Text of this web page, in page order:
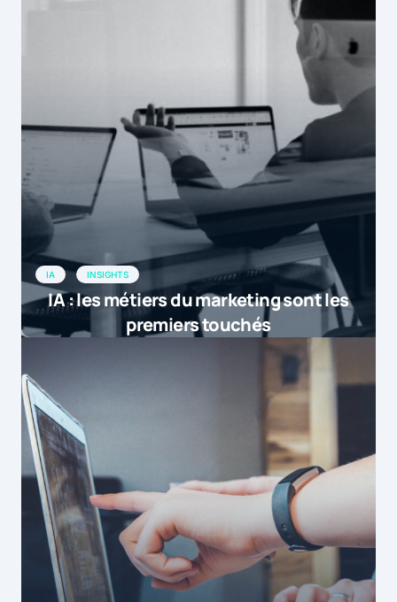
IA INSIGHTS
IA : les métiers du marketing sont les
premiers touchés